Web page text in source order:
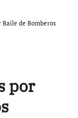
de Bomberos
por